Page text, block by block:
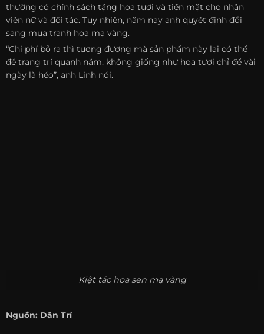
thường có chính sách tặng hoa tươi và tiền mặt cho nhân
viên nữ và đối tác. Tuy nhiên, năm nay anh quyết định đổi
sang mua tranh hoa mạ vàng.
“Chi phí bỏ ra thì tương đương mà sản phẩm này lại có thể
để trang trí quanh năm, không giống như hoa tươi chỉ để vài
ngày là héo”, anh Linh nói.
Kiệt tác hoa sen mạ vàng
Nguồn: Dân Trí